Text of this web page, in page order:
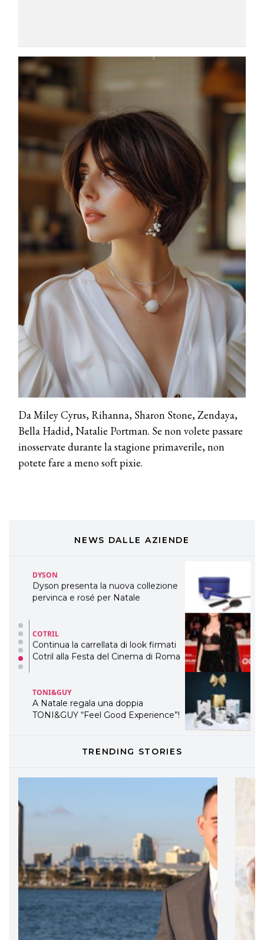
Da Miley Cyrus, Rihanna, Sharon Stone, Zendaya,
Bella Hadid, Natalie Portman. Se non volete passare
inosservate durante la stagione primaverile, non
potete fare a meno soft pixie.
NEWS DALLE AZIENDE
COSMOPROF WORLDWIDE BOLOGNA
Cosmprof Worldwide Bologna
presenta THE BEAUTY &
WELLNESS CONGRESS 2022: I
TEMI
DYSON
Dyson presenta la nuova collezione
pervinca e rosé per Natale
COTRIL
Continua la carrellata di look firmati
Cotril alla Festa del Cinema di Roma
TONI&GUY
A Natale regala una doppia
TONI&GUY “Feel Good Experience”!
TONI&GUY
LABEL.M lancia la sua innovativa ed
eco-sostenibile linea di prodotti
professionali
Davines presenta cofanetti beauty
preziosi per un regalo adatto ad
ogni capello
COSMOPROF WORLDWIDE BOLOGNA
Cosmprof Worldwide Bologna
Dyson presenta la nuova collezione
COTRIL
Continua la carrellata di look firmati
TONI&GUY
A Natale regala una doppia
TONI&GUY
LABEL.M lancia la sua innovativa ed
eco-sostenibile linea di prodotti
preziosi per un regalo adatto ad
TRENDING STORIES